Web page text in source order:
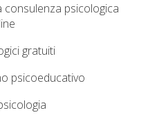
psicologica
gratuiti
psicoeducativo